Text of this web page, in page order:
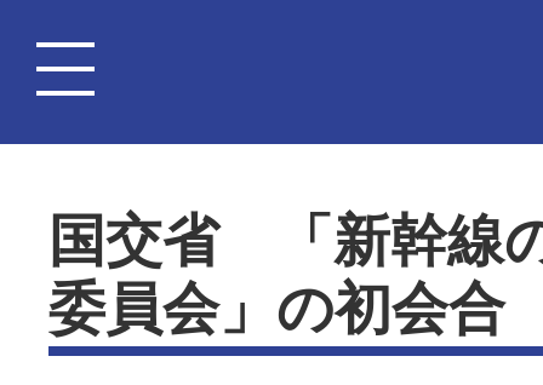
国交省 「新幹線
委員会」の初会合